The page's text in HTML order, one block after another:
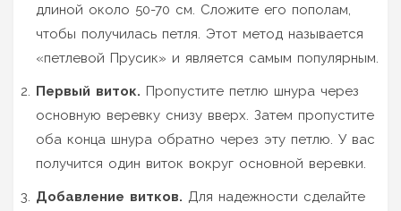
длиной около 50-70 см. Сложите его пополам,
чтобы получилась петля. Этот метод называется
«петлевой Прусик» и является самым популярным.
Первый виток. Пропустите петлю шнура через
основную веревку снизу вверх. Затем пропустите
оба конца шнура обратно через эту петлю. У вас
получится один виток вокруг основной веревки.
Добавление витков. Для надежности сделайте